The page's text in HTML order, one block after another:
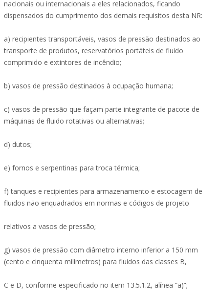
nacionais ou internacionais a eles relacionados, ficando
dispensados do cumprimento dos demais requisitos desta NR:
a) recipientes transportáveis, vasos de pressão destinados ao
transporte de produtos, reservatórios portáteis de fluido
comprimido e extintores de incêndio;
b) vasos de pressão destinados à ocupação humana;
c) vasos de pressão que façam parte integrante de pacote de
máquinas de fluido rotativas ou alternativas;
d) dutos;
e) fornos e serpentinas para troca térmica;
f) tanques e recipientes para armazenamento e estocagem de
fluidos não enquadrados em normas e códigos de projeto
relativos a vasos de pressão;
g) vasos de pressão com diâmetro interno inferior a 150 mm
(cento e cinquenta milímetros) para fluidos das classes B,
C e D, conforme especificado no item 13.5.1.2, alínea “a)”;